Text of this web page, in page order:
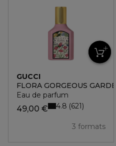
GUCCI
FLORA GORGEOUS
Eau de parfum
49,00 €
3 formats
4.8 621